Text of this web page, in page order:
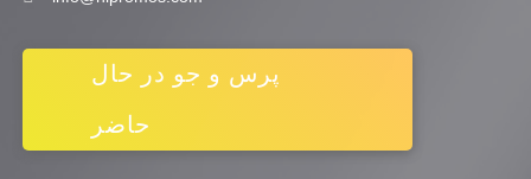
پرس و جو در حال
حاضر